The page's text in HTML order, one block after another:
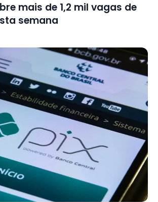
mais de 1,2 mil vagas de
semana